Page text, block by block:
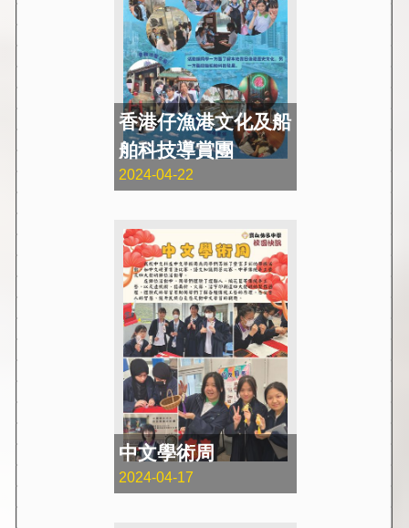
香港仔漁港文化及船
舶科技導賞團
2024-04-22
中文學術周
2024-04-17